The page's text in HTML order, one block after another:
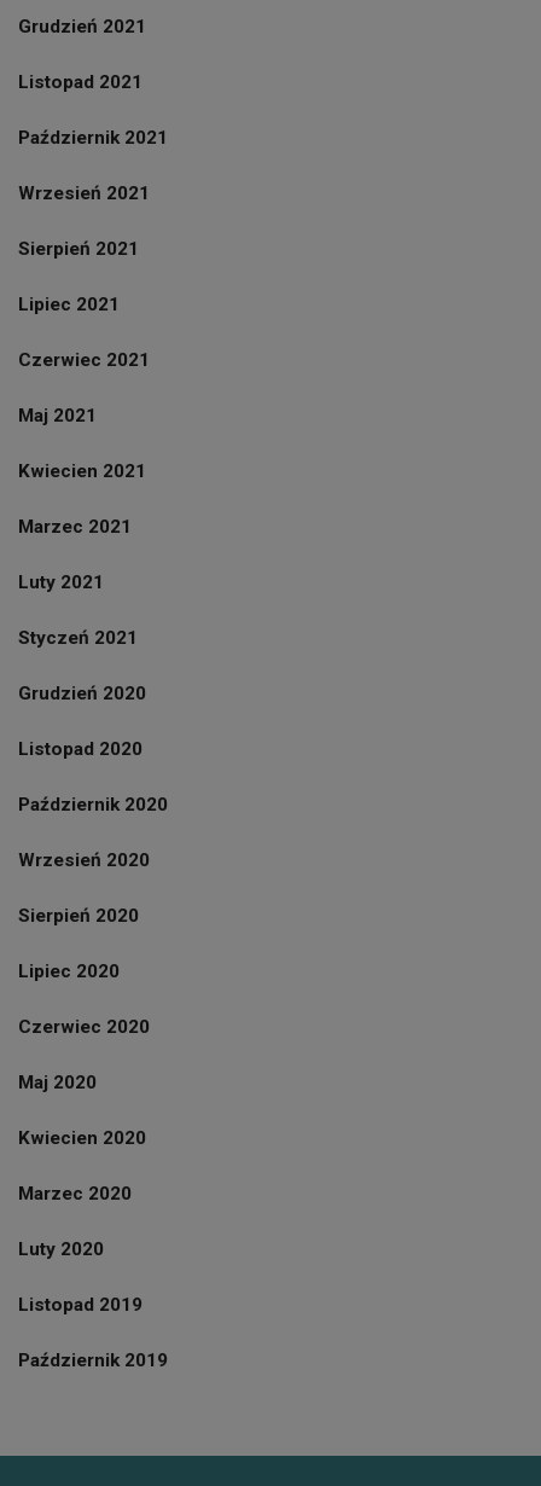
Grudzień 2021
Listopad 2021
Październik 2021
Wrzesień 2021
Sierpień 2021
Lipiec 2021
Czerwiec 2021
Maj 2021
Kwiecien 2021
Marzec 2021
Luty 2021
Styczeń 2021
Grudzień 2020
Listopad 2020
Październik 2020
Wrzesień 2020
Sierpień 2020
Lipiec 2020
Czerwiec 2020
Maj 2020
Kwiecien 2020
Marzec 2020
Luty 2020
Listopad 2019
Październik 2019